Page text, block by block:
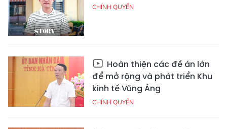
CHÍNH QUYỀN
Hoàn thiện các đề án lớn
để mở rộng và phát triển Khu
kinh tế Vũng Áng
CHÍNH QUYỀN